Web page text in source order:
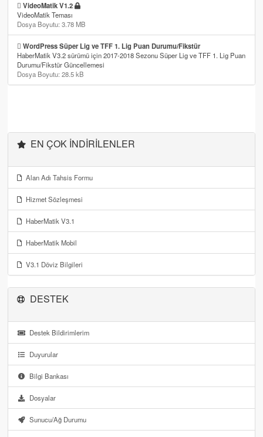
VideoMatik V1.2
VideoMatik Teması
Dosya Boyutu: 3.78 MB
WordPress Süper Lig ve TFF 1. Lig Puan Durumu/Fikstür
HaberMatik V3.2 sürümü için 2017-2018 Sezonu Süper Lig ve TFF 1. Lig Puan
Durumu/Fikstür Güncellemesi
Dosya Boyutu: 28.5 kB
EN ÇOK İNDIRILENLER
Alan Adı Tahsis Formu
Hizmet Sözleşmesi
HaberMatik V3.1
HaberMatik Mobil
V3.1 Döviz Bilgileri
DESTEK
Destek Bildirimlerim
Duyurular
Bilgi Bankası
Dosyalar
Sunucu/Ağ Durumu